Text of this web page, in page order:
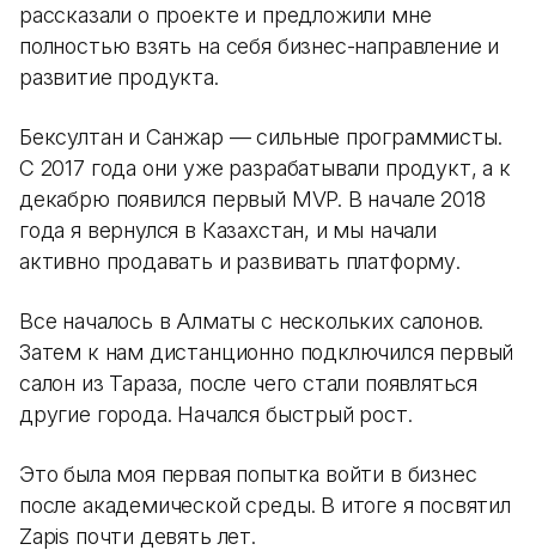
рассказали о проекте и предложили мне
полностью взять на себя бизнес-направление и
развитие продукта.
Бексултан и Санжар — сильные программисты.
С 2017 года они уже разрабатывали продукт, а к
декабрю появился первый MVP. В начале 2018
года я вернулся в Казахстан, и мы начали
активно продавать и развивать платформу.
Все началось в Алматы с нескольких салонов.
Затем к нам дистанционно подключился первый
салон из Тараза, после чего стали появляться
другие города. Начался быстрый рост.
Это была моя первая попытка войти в бизнес
после академической среды. В итоге я посвятил
Zapis почти девять лет.